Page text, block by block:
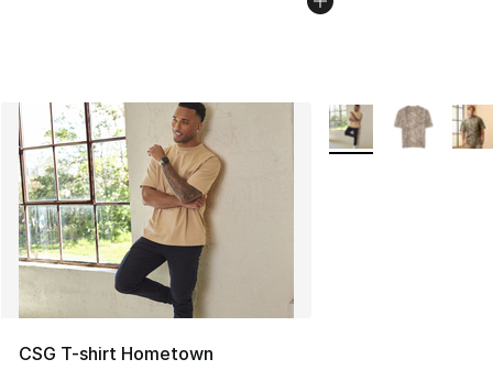
CSG T-shirt Hometown
Plus de couleurs